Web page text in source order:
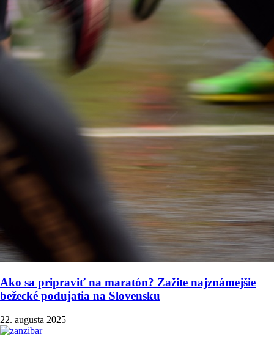
Ako sa pripraviť na maratón? Zažite najznámejšie
bežecké podujatia na Slovensku
22. augusta 2025